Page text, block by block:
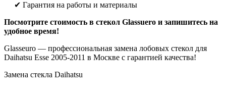
✔ Гарантия на работы и материалы
Посмотрите стоимость в стекол Glassuero и запишитесь на
удобное время!
Glasseuro — профессиональная замена лобовых стекол для
Daihatsu Esse 2005-2011 в Москве с гарантией качества!
Замена стекла Daihatsu